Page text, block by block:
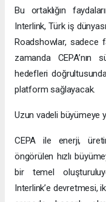
Bu ortaklığın
Interlink, Türk iş
Roadshowlar, sadece
zamanda CEPA’nın
hedefleri
platform sağlayacak.
Uzun vadeli büyümeye
CEPA ile enerji,
öngörülen hızlı
bir temel
Interlink’e devretmesi,